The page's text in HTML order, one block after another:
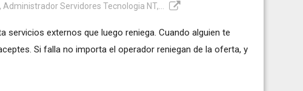
Servidores Tecnologia NT,...
externos que luego reniega. Cuando alguien te
Si falla no importa el operador reniegan de la oferta, y